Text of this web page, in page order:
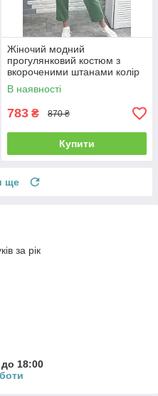
Жіночий модний
прогулянковий костюм з
вкороченими штанами колір
фісташковий
В наявності
783 ₴ 870 ₴
Купити
ще
за рік
18:00